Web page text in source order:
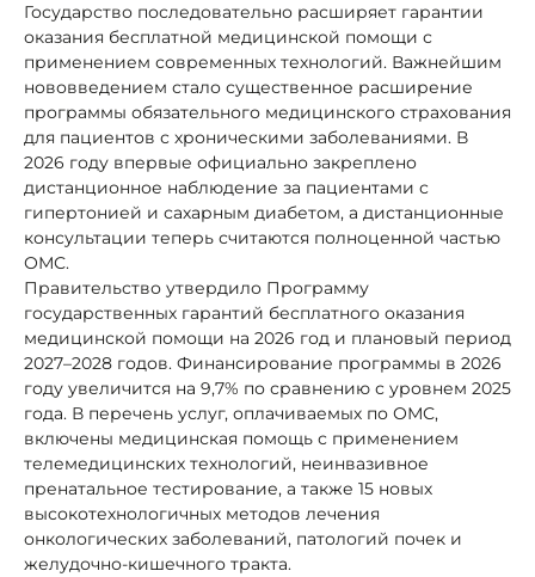
Государство последовательно расширяет гарантии
оказания бесплатной медицинской помощи с
применением современных технологий. Важнейшим
нововведением стало существенное расширение
программы обязательного медицинского страхования
для пациентов с хроническими заболеваниями. В
2026 году впервые официально закреплено
дистанционное наблюдение за пациентами с
гипертонией и сахарным диабетом, а дистанционные
консультации теперь считаются полноценной частью
ОМС.
Правительство утвердило Программу
государственных гарантий бесплатного оказания
медицинской помощи на 2026 год и плановый период
2027–2028 годов. Финансирование программы в 2026
году увеличится на 9,7% по сравнению с уровнем 2025
года. В перечень услуг, оплачиваемых по ОМС,
включены медицинская помощь с применением
телемедицинских технологий, неинвазивное
пренатальное тестирование, а также 15 новых
высокотехнологичных методов лечения
онкологических заболеваний, патологий почек и
желудочно-кишечного тракта.